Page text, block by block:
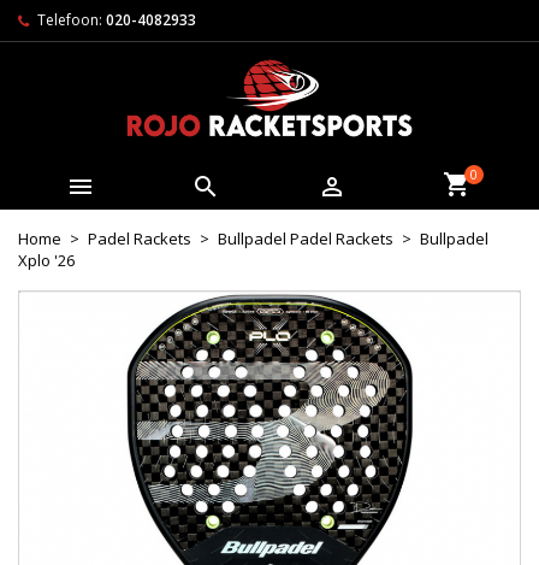
Telefoon: 020-4082933
   0
Home Padel Rackets Bullpadel Padel Rackets
Bullpadel
Xplo '26